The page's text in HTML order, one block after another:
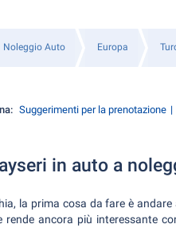
Noleggio Auto Europa
Suggerimenti per la prenotazione
in auto a
la prima cosa da fare è andare
ancora più interessante